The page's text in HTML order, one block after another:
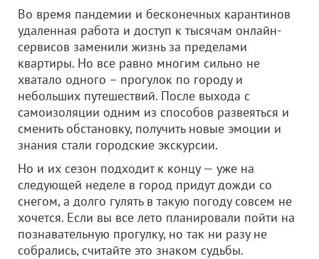
Во время пандемии и бесконечных карантинов
удаленная работа и доступ к тысячам онлайн-
сервисов заменили жизнь за пределами
квартиры. Но все равно многим сильно не
хватало одного – прогулок по городу и
небольших путешествий. После выхода с
самоизоляции одним из способов развеяться и
сменить обстановку, получить новые эмоции и
знания стали городские экскурсии.
Но и их сезон подходит к концу — уже на
следующей неделе в город придут дожди со
снегом, а долго гулять в такую погоду совсем не
хочется. Если вы все лето планировали пойти на
познавательную прогулку, но так ни разу не
собрались, считайте это знаком судьбы.